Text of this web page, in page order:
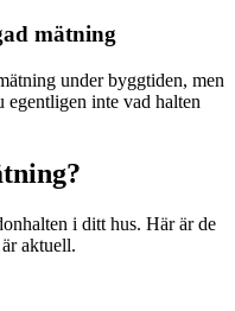
mätning
under byggtiden, men
inte vad halten
i ditt hus. Här är de
aktuell.